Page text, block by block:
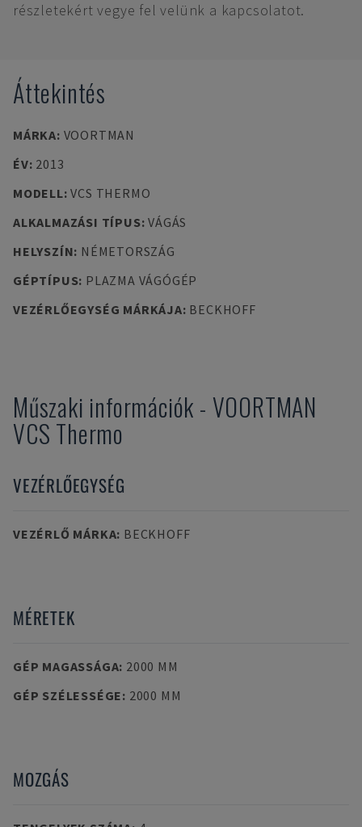
részletekért vegye fel velünk a kapcsolatot.
Áttekintés
MÁRKA: VOORTMAN
ÉV: 2013
MODELL:VCS THERMO
ALKALMAZÁSI TÍPUS:VÁGÁS
HELYSZÍN: NÉMETORSZÁG
GÉPTÍPUS: PLAZMA VÁGÓGÉP
VEZÉRLŐEGYSÉG MÁRKÁJA: BECKHOFF
Műszaki információk - VOORTMAN
VCS Thermo
VEZÉRLŐEGYSÉG
VEZÉRLŐ MÁRKA: BECKHOFF
MÉRETEK
GÉP MAGASSÁGA: 2000 MM
GÉP SZÉLESSÉGE: 2000 MM
MOZGÁS